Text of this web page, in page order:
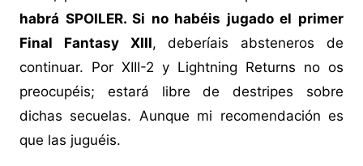
habrá SPOILER. Si no habéis jugado el primer
Final Fantasy XIII, deberíais absteneros de
continuar. Por XIII-2 y Lightning Returns no os
preocupéis; estará libre de destripes sobre
dichas secuelas. Aunque mi recomendación es
que las juguéis.